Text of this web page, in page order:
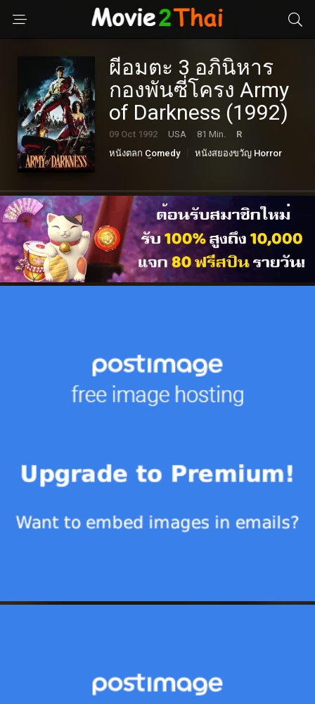
ผีอมตะ 3 อภินิหาร
กองพันซี่โครง Army
of Darkness (1992)
09 Oct 1992 USA 81 Min.
R
หนังตลก Comedy
หนังสยองขวัญ Horror